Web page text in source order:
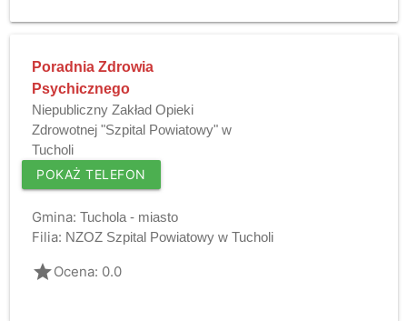
Poradnia Zdrowia
Psychicznego
Niepubliczny Zakład Opieki
Zdrowotnej "Szpital Powiatowy" w
Tucholi
POKAŻ TELEFON
Gmina: Tuchola - miasto
Filia: NZOZ Szpital Powiatowy w Tucholi
gradeOcena: 0.0